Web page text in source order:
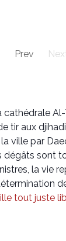
Prev
cathédrale
tir aux
ville par
dégâts sont
la vie
tout juste